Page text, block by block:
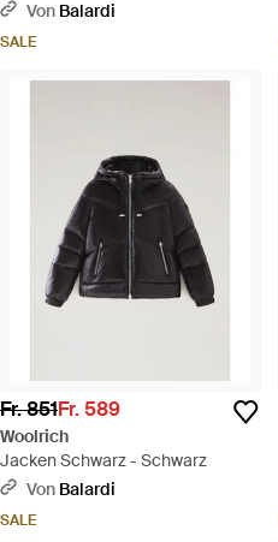
mit Kapuze - Schwarz
Von Balardi
SALE
Fr. 851Fr. 589
Woolrich
Jacken Schwarz - Schwarz
Von Balardi
SALE